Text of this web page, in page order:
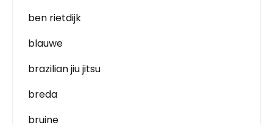
ben rietdijk
blauwe
brazilian jiu jitsu
breda
bruine